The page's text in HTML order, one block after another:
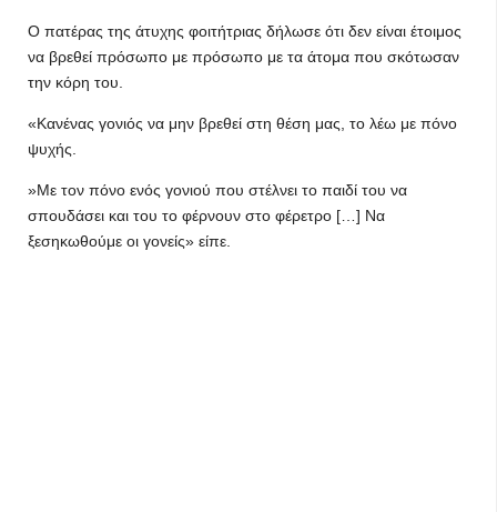
Ο πατέρας της άτυχης φοιτήτριας δήλωσε ότι δεν είναι έτοιμος
να βρεθεί πρόσωπο με πρόσωπο με τα άτομα που σκότωσαν
την κόρη του.
«Κανένας γονιός να μην βρεθεί στη θέση μας, το λέω με πόνο
ψυχής.
»Με τον πόνο ενός γονιού που στέλνει το παιδί του να
σπουδάσει και του το φέρνουν στο φέρετρο […] Να
ξεσηκωθούμε οι γονείς» είπε.